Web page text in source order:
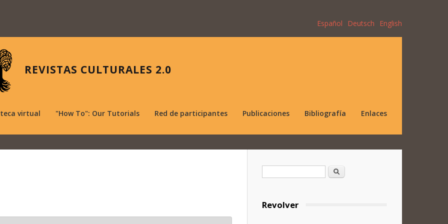
Español Deutsch English
REVISTAS CULTURALES 2.0
virtual "How To": Our Tutorials Red de participantes Publicaciones Bibliografía Enlaces
Formulario de búsqueda
Buscar
Revolver